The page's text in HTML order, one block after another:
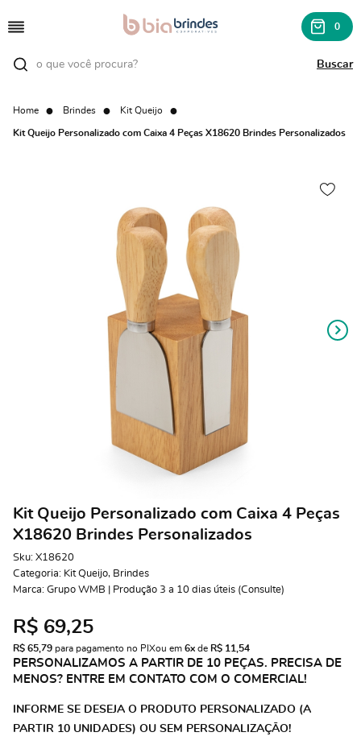
0
Home Brindes Kit Queijo
Kit Queijo Personalizado com Caixa 4 Peças X18620 Brindes Personalizados
Kit Queijo Personalizado com Caixa 4 Peças
X18620 Brindes Personalizados
Sku: X18620
Categoria: Kit Queijo, Brindes
Marca: Grupo WMB | Produção 3 a 10 dias úteis (Consulte)
R$ 69,25
R$ 65,79 para pagamento no PIXou em 6x de R$ 11,54
PERSONALIZAMOS A PARTIR DE 10 PEÇAS. PRECISA DE
MENOS? ENTRE EM CONTATO COM O COMERCIAL!
INFORME SE DESEJA O PRODUTO PERSONALIZADO (A
PARTIR 10 UNIDADES) OU SEM PERSONALIZAÇÃO!